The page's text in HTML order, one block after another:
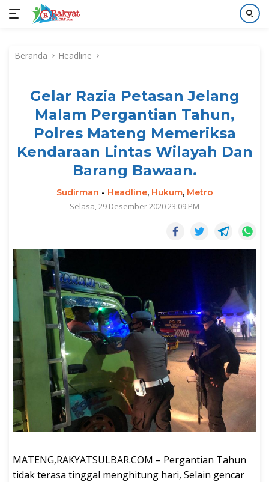
kontenBeranda Headline
Gelar Razia Petasan Jelang
Malam Pergantian Tahun,
Polres Mateng Memeriksa
Kendaraan Lintas Wilayah Dan
Barang Bawaan.
Sudirman - Headline, Hukum, Metro
Selasa, 29 Desember 2020 23:09 PM
MATENG,RAKYATSULBAR.COM – Pergantian Tahun
tidak terasa tinggal menghitung hari, Selain gencar